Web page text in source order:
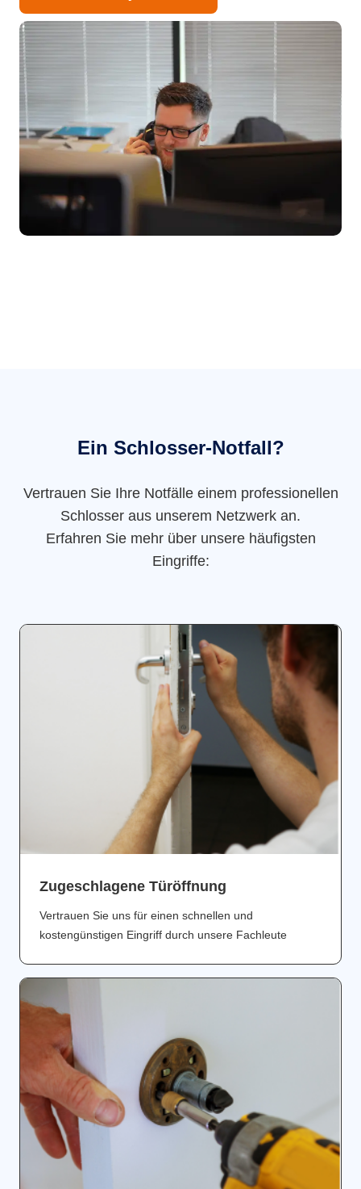
Ein Schlosser-Notfall?
Vertrauen Sie Ihre Notfälle einem professionellen
Schlosser aus unserem Netzwerk an.
Erfahren Sie mehr über unsere häufigsten
Eingriffe:
Zugeschlagene Türöffnung
Vertrauen Sie uns für einen schnellen und
kostengünstigen Eingriff durch unsere Fachleute